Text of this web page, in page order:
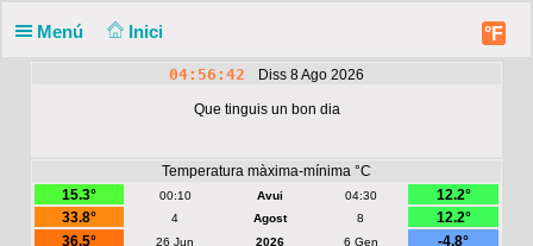
Menú Inici °F
04:56:42 Diss 8 Ago 2026
Que tinguis un bon dia
Temperatura màxima-mínima °C
15.3°
00:10 Avui 04:30
12.2°
33.8°
4 Agost 8
12.2°
36.5°
26 Jun 2026 6 Gen
-4.8°